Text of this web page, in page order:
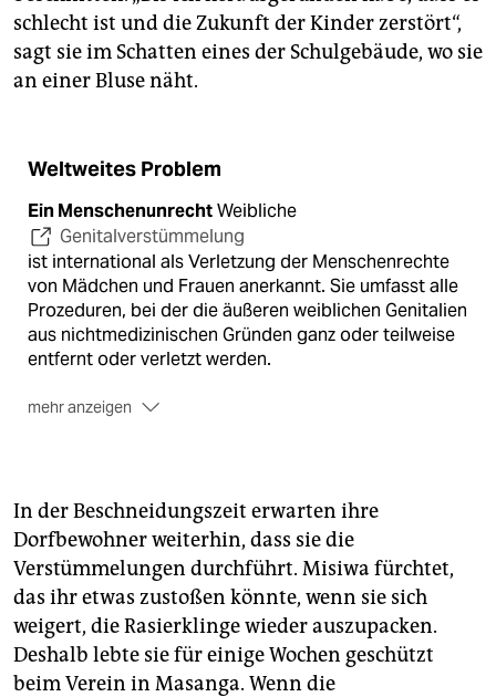
schlecht ist und die Zukunft der Kinder zerstört“,
sagt sie im Schatten eines der Schulgebäude, wo sie
an einer Bluse näht.
Weltweites Problem
Ein MenschenunrechtWeibliche
Genitalverstümmelung
ist international als Verletzung der Menschenrechte
von Mädchen und Frauen anerkannt. Sie umfasst alle
Prozeduren, bei der die äußeren weiblichen Genitalien
aus nichtmedizinischen Gründen ganz oder teilweise
entfernt oder verletzt werden.
mehr anzeigen
sind weltweit mehr als 200 Millionen Frauen
betroffen.
Zahlen rückläufigSeit den 1980er Jahren ist ein
allgemeiner Rückgang zu beobachten; in Ägypten
etwa sank die Zahl der betroffenen 15- bis 19-
Jährigen von 97 Prozent im Jahr 1985 auf 70 Prozent
im Jahr 2015, in Kenia von 41 auf 11 Prozent.(dir)
In der Beschneidungszeit erwarten ihre
Dorfbewohner weiterhin, dass sie die
Verstümmelungen durchführt. Misiwa fürchtet,
das ihr etwas zustoßen könnte, wenn sie sich
weigert, die Rasierklinge wieder auszupacken.
Deshalb lebte sie für einige Wochen geschützt
beim Verein in Masanga. Wenn die